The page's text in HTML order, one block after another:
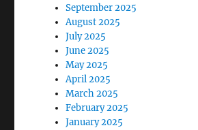
September 2025
August 2025
July 2025
June 2025
May 2025
April 2025
March 2025
February 2025
January 2025